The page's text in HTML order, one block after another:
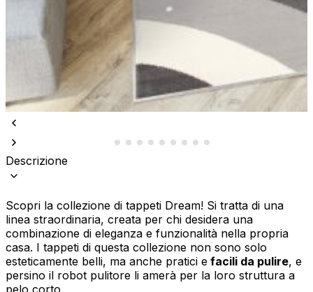
Descrizione
Scopri la collezione di tappeti Dream! Si tratta di una
linea straordinaria, creata per chi desidera una
combinazione di eleganza e funzionalità nella propria
casa. I tappeti di questa collezione non sono solo
esteticamente belli, ma anche pratici e facili da pulire, e
persino il robot pulitore li amerà per la loro struttura a
pelo corto.